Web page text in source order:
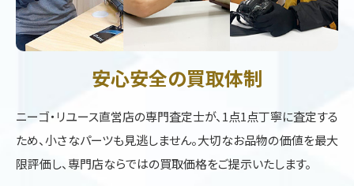
安心安全の買取体制
ニーゴ・リユース直営店の専門査定士が、1点1点丁寧に査定する
ため、小さなパーツも見逃しません。大切なお品物の価値を最大
限評価し、専門店ならではの買取価格をご提示いたします。